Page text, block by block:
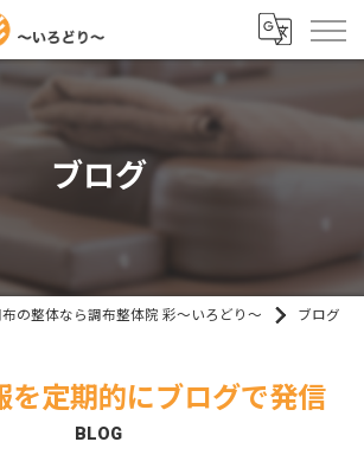
ブログ
の整体なら調布整体院 彩～いろどり～ ブログ
を定期的にブログで発信
BLOG